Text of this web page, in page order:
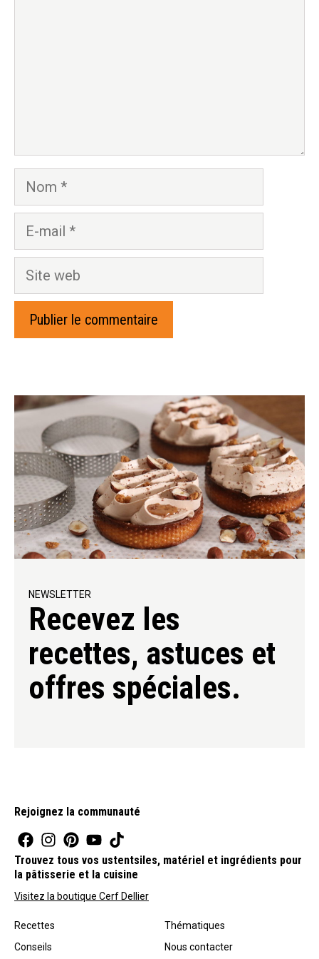
Nom
Site
NEWSLETTER
Recevez les
recettes, astuces et
offres spéciales.
Rejoignez la communauté
Trouvez tous vos ustentsiles, matériel et ingrédients pour
la pâtisserie et la cuisine
Visitez la boutique Cerf Dellier
Recettes
Conseils
Thématiques
Nous contacter